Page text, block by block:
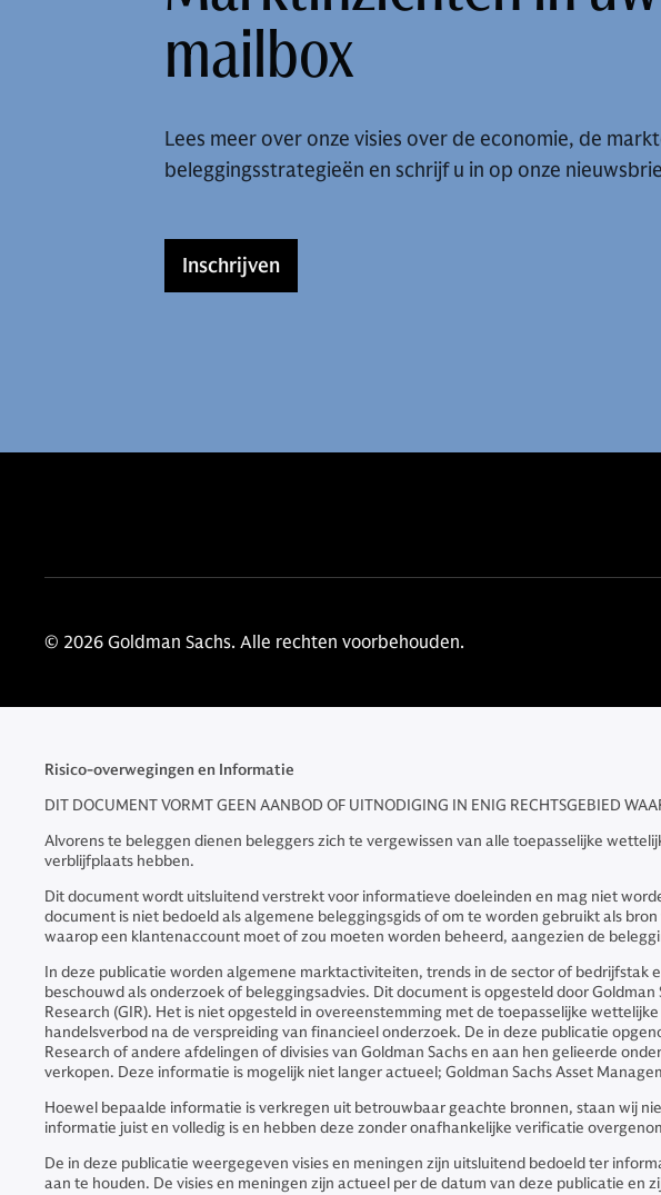
mailbox
Lees meer over onze visies over de economie, de
beleggingsstrategieën en schrijf u in op onze
Inschrijven
© 2026 Goldman Sachs. Alle rechten voorbehouden.
Risico-overwegingen en Informatie
DIT DOCUMENT VORMT GEEN AANBOD OF UITNODIGING IN ENIG RECHTSGEBIED
Alvorens te beleggen dienen beleggers zich te vergewissen van alle toepasselijke
verblijfplaats hebben.
Dit document wordt uitsluitend verstrekt voor informatieve doeleinden en mag niet
document is niet bedoeld als algemene beleggingsgids of om te worden gebruikt als
waarop een klantenaccount moet of zou moeten worden beheerd, aangezien de
In deze publicatie worden algemene marktactiviteiten, trends in de sector of
beschouwd als onderzoek of beleggingsadvies. Dit document is opgesteld door
Research (GIR). Het is niet opgesteld in overeenstemming met de toepasselijke
handelsverbod na de verspreiding van financieel onderzoek. De in deze publicatie
Research of andere afdelingen of divisies van Goldman Sachs en aan hen gelieerde
verkopen. Deze informatie is mogelijk niet langer actueel; Goldman Sachs Asset
Hoewel bepaalde informatie is verkregen uit betrouwbaar geachte bronnen, staan wij
informatie juist en volledig is en hebben deze zonder onafhankelijke verificatie
De in deze publicatie weergegeven visies en meningen zijn uitsluitend bedoeld ter
aan te houden. De visies en meningen zijn actueel per de datum van deze publicatie